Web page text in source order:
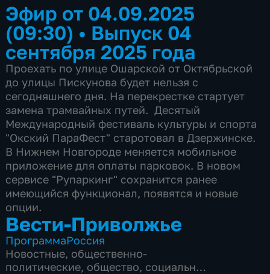
Эфир от 04.09.2025
(09:30) • Выпуск 04
сентября 2025 года
Проехать по улице Ошарской от Октябрьской
до улицы Пискунова будет нельзя с
сегодняшнего дня. На перекрестке стартует
замена трамвайных путей. Десятый
Международный фестиваль культуры и спорта
"Окский ПараФест" старотовал в Дзержинске.
В Нижнем Новгороде меняется мобильное
приложение для оплаты парковок. В новом
сервисе "Рупаркинг" сохранится ранее
имеющийся функционал, появятся и новые
опции.
Вести-Приволжье
ПрограммаРоссия
Новостные, общественно-
политические, общество, социально-